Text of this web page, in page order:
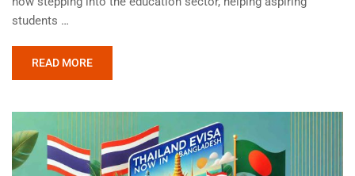
students …
READ MORE